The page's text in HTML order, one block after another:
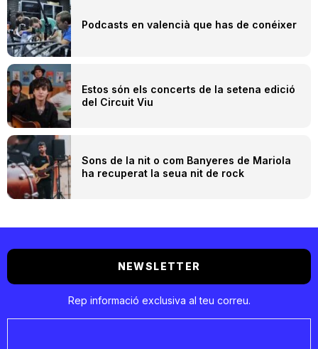
Podcasts en valencià que has de conéixer
Estos són els concerts de la setena edició
del Circuit Viu
Sons de la nit o com Banyeres de Mariola
ha recuperat la seua nit de rock
NEWSLETTER
Rep informació exclusiva al teu correu.